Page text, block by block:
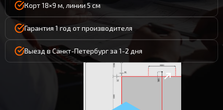
Корт 18×9 м, линии 5 см
Гарантия 1 год от производителя
Выезд в Санкт-Петербург за 1-2 дня